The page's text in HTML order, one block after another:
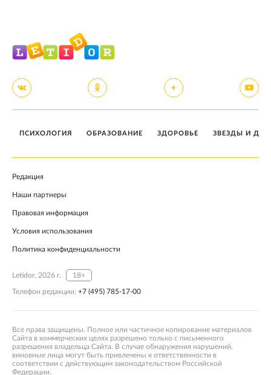
ПСИХОЛОГИЯ ОБРАЗОВАНИЕ ЗДОРОВЬЕ ЗВЕЗДЫ И
Редакция
Наши партнеры
Правовая информация
Условия использования
Политика конфиденциальности
Letidor, 2026 г. 18+
Телефон редакции: +7 (495) 785-17-00
Все права защищены. Полное или частичное копирование материалов
Сайта в коммерческих целях разрешено только с письменного
разрешения владельца Сайта. В случае обнаружения нарушений,
виновные лица могут быть привлечены к ответственности в
соответствии с действующим законодательством Российской
Федерации.